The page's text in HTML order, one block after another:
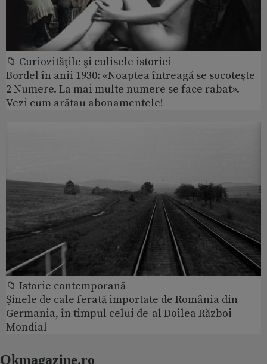
📁 Curiozităţile şi culisele istoriei
Bordel în anii 1930: «Noaptea întreagă se socoteşte
2 Numere. La mai multe numere se face rabat».
Vezi cum arătau abonamentele!
📁 Istorie contemporană
Șinele de cale ferată importate de România din
Germania, în timpul celui de-al Doilea Război
Mondial
Okmagazine.ro